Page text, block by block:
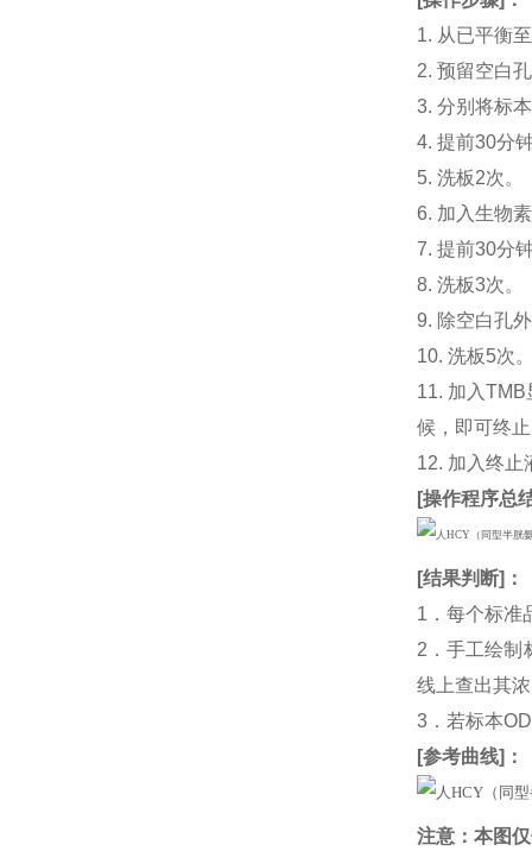
1. 从已平衡
2. 预留空白
3. 分别将标
4. 提前30分
5. 洗板2次。
6. 加入生物
7. 提前30分
8. 洗板3次。
9. 除空白孔
10. 洗板5次
11. 加入
候，即可终
12. 加入终止
[操作程序总
[结果判断]：
1．每个标准
2．手工绘制
线上查出其
3．若标本
[参考曲线]：
注意：本图